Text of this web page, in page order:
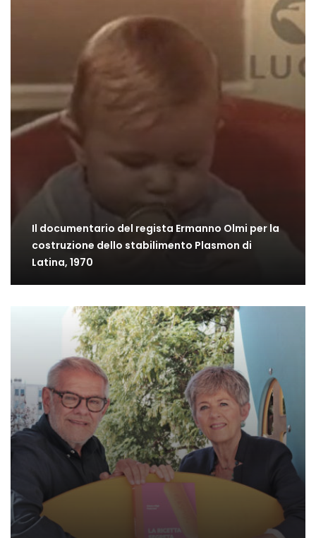
Il documentario del regista Ermanno Olmi per la
costruzione dello stabilimento Plasmon di
Latina, 1970